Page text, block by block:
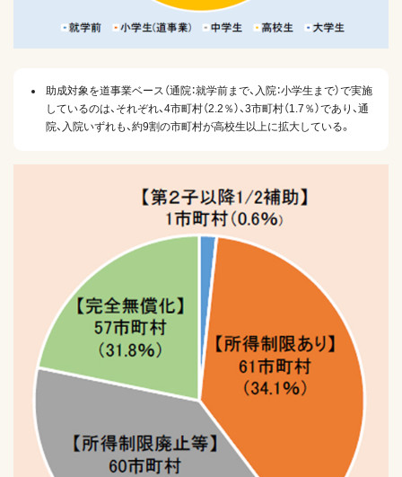
助成対象を道事業ベース（通院：就学前まで、入院：小学生まで）で実施
しているのは、それぞれ、4市町村（2.2％）、3市町村（1.7％）であり、通
院、入院いずれも、約9割の市町村が高校生以上に拡大している。